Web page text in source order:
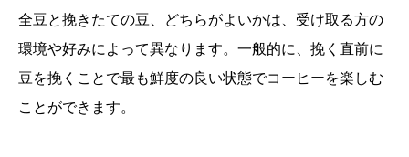
全豆と挽きたての豆、どちらがよいかは、受け取る方の
環境や好みによって異なります。一般的に、挽く直前に
豆を挽くことで最も鮮度の良い状態でコーヒーを楽しむ
ことができます。